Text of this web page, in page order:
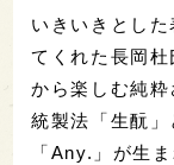
いきいきとし
てくれた長岡
から楽しむ純
統製法「生酛
「Any.」が生